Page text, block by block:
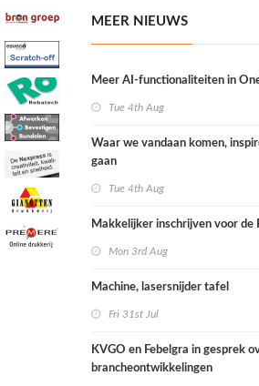
MEER NIEUWS
Meer AI-functionaliteiten in
Tue 4th Aug
Waar we vandaan komen,
gaan
Tue 4th Aug
Makkelijker inschrijven voor de
Mon 3rd Aug
Machine, lasersnijder tafel
Fri 31st Jul
KVGO en Febelgra in gesprek
brancheontwikkelingen